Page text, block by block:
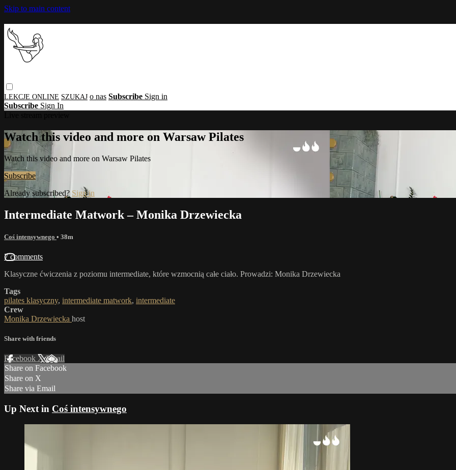
Skip to main content
o nas Subscribe Sign in
Subscribe Sign In
Watch this video and more on Warsaw Pilates
Watch this video and more on Warsaw Pilates
Subscribe
Already subscribed? Sign in
Intermediate Matwork – Monika Drzewiecka
Coś intensywnego • 38m
7 comments
Klasyczne ćwiczenia z poziomu intermediate, które wzmocnią całe ciało. Prowadzi: Monika Drzewiecka
Tags
pilates klasyczny, intermediate matwork, intermediate
Crew
Monika Drzewiecka host
Share with friends
Facebook XEmail
Share on Facebook
Share on X
Share via Email
Up Next in Coś intensywnego